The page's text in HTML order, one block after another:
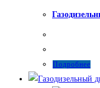
Подробнее